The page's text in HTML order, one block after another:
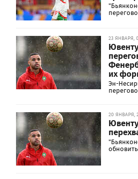
23 ЯНВАРЯ,
их
Эн-
20 ЯНВАРЯ,